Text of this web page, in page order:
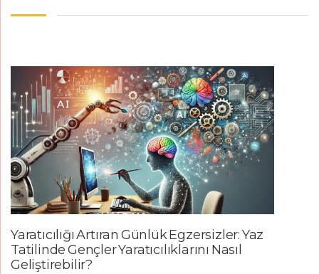
Yaratıcılığı Artıran Günlük Egzersizler: Yaz
Tatilinde Gençler Yaratıcılıklarını Nasıl
Geliştirebilir?